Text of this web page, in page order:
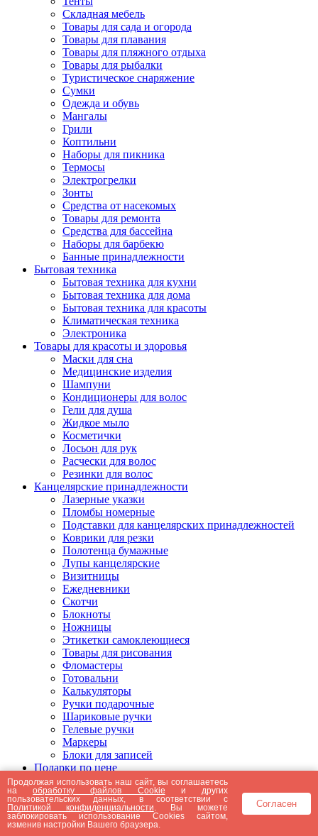
Складная мебель
Товары для сада и огорода
Товары для плавания
Товары для пляжного отдыха
Товары для рыбалки
Туристическое снаряжение
Сумки
Одежда и обувь
Мангалы
Грили
Коптильни
Наборы для пикника
Термосы
Электрогрелки
Зонты
Средства от насекомых
Товары для ремонта
Средства для бассейна
Наборы для барбекю
Банные принадлежности
Бытовая техника
Бытовая техника для кухни
Бытовая техника для дома
Бытовая техника для красоты
Климатическая техника
Электроника
Товары для красоты и здоровья
Маски для сна
Медицинские изделия
Шампуни
Кондиционеры для волос
Гели для душа
Жидкое мыло
Косметички
Лосьон для рук
Расчески для волос
Резинки для волос
Канцелярские принадлежности
Лазерные указки
Пломбы номерные
Подставки для канцелярских принадлежностей
Коврики для резки
Полотенца бумажные
Лупы канцелярские
Визитницы
Ежедневники
Скотчи
Блокноты
Ножницы
Этикетки самоклеющиеся
Товары для рисования
Фломастеры
Готовальни
Калькуляторы
Ручки подарочные
Шариковые ручки
Гелевые ручки
Маркеры
Блоки для записей
Подарки по цене
Подарки от 5000 рублей
Подарки до 5000 рублей
Подарки до 3000 рублей
Подарки до 2000 рублей
Подарки до 1000 рублей
Продолжая использовать наш сайт, вы соглашаетесь
наобработку файлов Cookie и других
пользовательских данных, в соответствии с
Политикой конфиденциальности . Вы можете
заблокировать использование Cookies сайтом,
изменив настройки Вашего браузера.
Согласен